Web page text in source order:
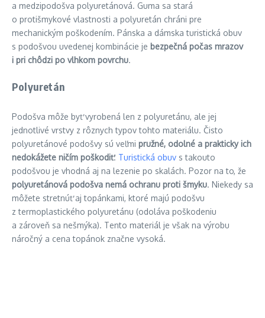
a medzipodošva polyuretánová. Guma sa stará
o protišmykové vlastnosti a polyuretán chráni pre
mechanickým poškodením. Pánska a dámska turistická obuv
s podošvou uvedenej kombinácie je bezpečná počas mrazov
i pri chôdzi po vlhkom povrchu.
Polyuretán
Podošva môže byť vyrobená len z polyuretánu, ale jej
jednotlivé vrstvy z rôznych typov tohto materiálu. Čisto
polyuretánové podošvy sú veľmi pružné, odolné a prakticky ich
nedokážete ničím poškodiť. Turistická obuv s takouto
podošvou je vhodná aj na lezenie po skalách. Pozor na to, že
polyuretánová podošva nemá ochranu proti šmyku. Niekedy sa
môžete stretnúť aj topánkami, ktoré majú podošvu
z termoplastického polyuretánu (odoláva poškodeniu
a zároveň sa nešmýka). Tento materiál je však na výrobu
náročný a cena topánok značne vysoká.